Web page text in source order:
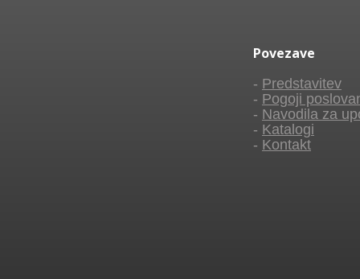
Povezave
- Predstavitev
- Pogoji
- Navodila za
- Katalogi
- Kontakt